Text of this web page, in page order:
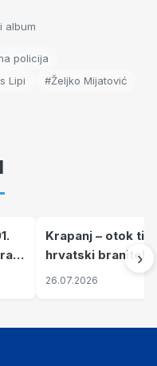
album
policija
Lipi
#Željko Mijatović
Krapanj – otok
hrvatski branitelji
pronalaze mir
26.07.2026
›